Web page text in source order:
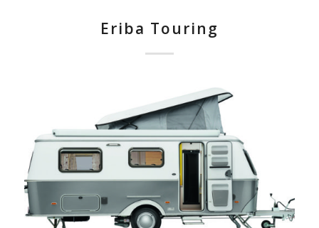
Eriba Touring